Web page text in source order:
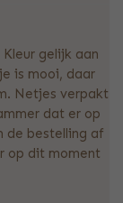
gelijk aan
is mooi, daar
Netjes verpakt
dat er op
de bestelling af
op dit moment